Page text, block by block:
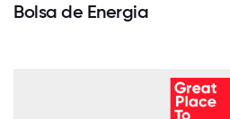
Bolsa de Energia